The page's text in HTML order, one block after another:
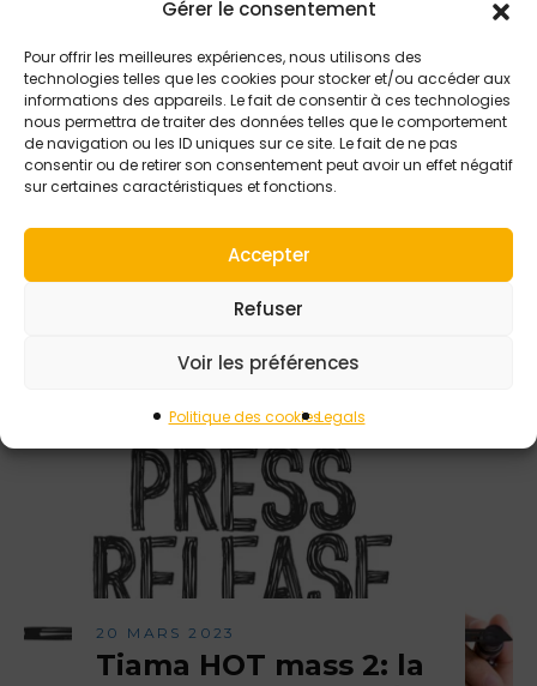
Gérer le consentement
Pour offrir les meilleures expériences, nous utilisons des
technologies telles que les cookies pour stocker et/ou accéder aux
informations des appareils. Le fait de consentir à ces technologies
nous permettra de traiter des données telles que le comportement
de navigation ou les ID uniques sur ce site. Le fait de ne pas
consentir ou de retirer son consentement peut avoir un effet négatif
sur certaines caractéristiques et fonctions.
Accepter
Refuser
Voir les préférences
Politique des cookiesLegals
10 AOÛT 2023
TIAMA ECO-SYSTEM
MAXIMISE VOTRE
PRODUCTIVITE ET
VOTRE EFFICACITE
20 MARS 2023
Tiama HOT mass 2: la